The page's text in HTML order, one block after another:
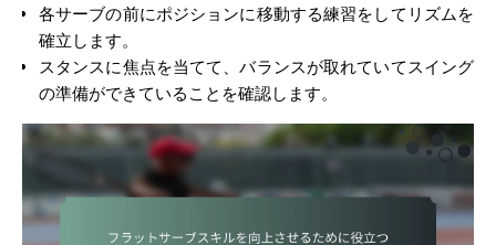
各サーブの前にポジションに移動する練習をしてリズムを
確立します。
スタンスに焦点を当てて、バランスが取れていてスイング
の準備ができていることを確認します。